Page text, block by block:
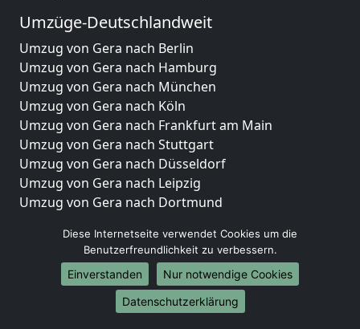
Umzüge-Deutschlandweit
Umzug von Gera nach Berlin
Umzug von Gera nach Hamburg
Umzug von Gera nach München
Umzug von Gera nach Köln
Umzug von Gera nach Frankfurt am Main
Umzug von Gera nach Stuttgart
Umzug von Gera nach Düsseldorf
Umzug von Gera nach Leipzig
Umzug von Gera nach Dortmund
Umzug von Gera nach Bremen
Umzug von Gera nach Dresden
Umzug von Gera nach Hannover
Umzug von Gera nach Nürnberg
Umzug von Gera nach Duisburg
Diese Internetseite verwendet Cookies um die
Benutzerfreundlichkeit zu verbessern.
Einverstanden
Nur notwendige Cookies
Datenschutzerklärung